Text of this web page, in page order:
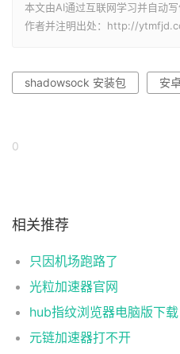
本文由AI通过互联网学习并自动
作者并注明出处：http://
shadowsock 安装包 安
0
相关推荐
只因机场跑路了
光粒加速器官网
hub指纹浏览器电脑版下载
元链加速器打不开